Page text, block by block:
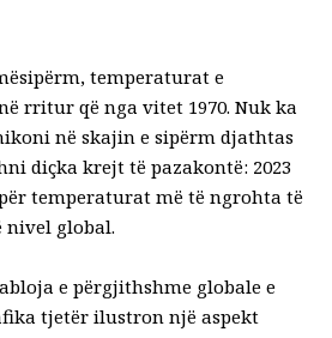
temperaturat e
rritur që nga vitet 1970. Nuk ka
në skajin e sipërm djathtas
diçka krejt të pazakontë: 2023
temperaturat më të ngrohta të
nivel global.
e përgjithshme globale e
tjetër ilustron një aspekt